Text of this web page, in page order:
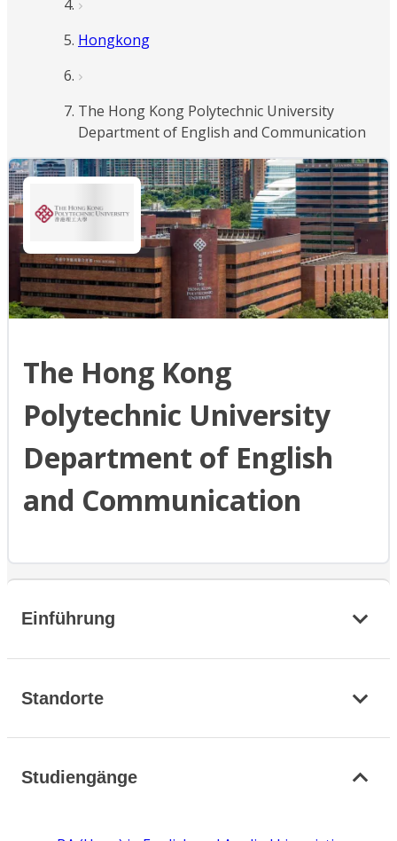
Hongkong
The Hong Kong Polytechnic University
Department of English and Communication
The Hong Kong
Polytechnic University
Department of English
and Communication
Einführung
Standorte
Studiengänge